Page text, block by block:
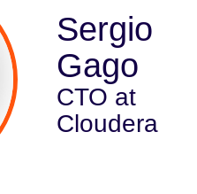
Sergio
Gago
CTO at
Cloudera